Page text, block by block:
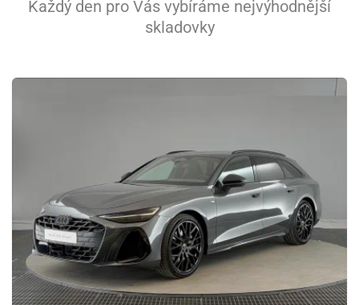
Každý den pro Vás vybíráme nejvýhodnější
skladovky